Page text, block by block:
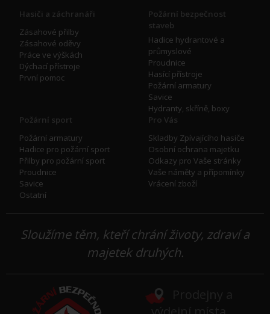
Hasiči a záchranáři
Zásahové přilby
Zásahové oděvy
Práce ve výškách
Dýchací přístroje
První pomoc
Požární bezpečnost
staveb
Hadice hydrantové a
průmyslové
Proudnice
Hasící přístroje
Požární armatury
Savice
Hydranty, skříně, boxy
Požární sport
Požární armatury
Hadice pro požární sport
Přilby pro požární sport
Proudnice
Savice
Ostatní
Pro Vás
Skladby Zpívajícího hasiče
Osobní ochrana majetku
Odkazy pro Vaše stránky
Vaše náměty a přípomínky
Vrácení zboží
Sloužíme těm, kteří chrání životy, zdraví a
majetek druhých.